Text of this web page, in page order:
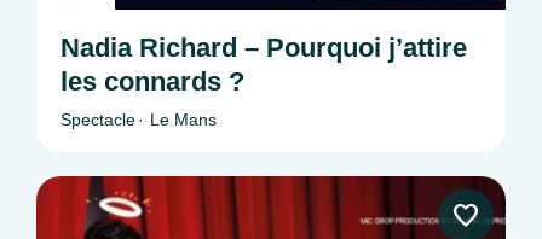
Nadia Richard – Pourquoi j’attire
les connards ?
Spectacle Le Mans